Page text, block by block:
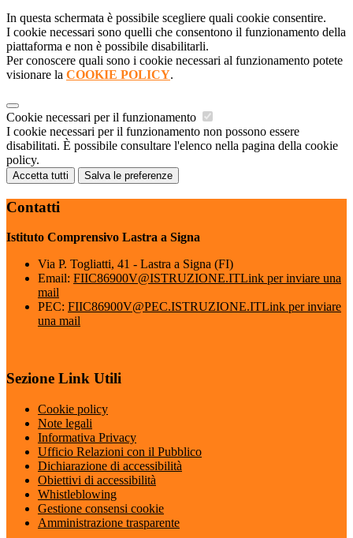
In questa schermata è possibile scegliere quali cookie consentire.
I cookie necessari sono quelli che consentono il funzionamento della
piattaforma e non è possibile disabilitarli.
Per conoscere quali sono i cookie necessari al funzionamento potete
visionare la COOKIE POLICY.
Cookie necessari per il funzionamento
I cookie necessari per il funzionamento non possono essere
disabilitati. È possibile consultare l'elenco nella pagina della cookie
policy.
Accetta tutti Salva le preferenze
Contatti
Istituto Comprensivo Lastra a Signa
Via P. Togliatti, 41 - Lastra a Signa (FI)
Email: FIIC86900V@ISTRUZIONE.ITLink per inviare una
mail
PEC: FIIC86900V@PEC.ISTRUZIONE.ITLink per inviare
una mail
Sezione Link Utili
Cookie policy
Note legali
Informativa Privacy
Ufficio Relazioni con il Pubblico
Dichiarazione di accessibilità
Obiettivi di accessibilità
Whistleblowing
Gestione consensi cookie
Amministrazione trasparente